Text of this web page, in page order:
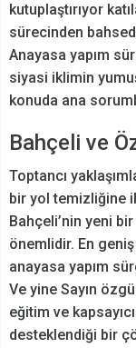
kutuplaştırıyor
sürecinden
Anayasa yapım
siyasi iklimin
konuda ana
Bahçeli ve
Toptancı
bir yol temizliğine
Bahçeli’nin yeni
önemlidir. En
anayasa yapım
Ve yine Sayın
eğitim ve
desteklendiği bir